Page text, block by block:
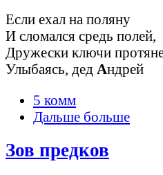
Если ехал на поляну
И сломался средь полей,
Дружески ключи
Улыбаясь, дед Андрей
5 комм
Дальше больше
Зов предков